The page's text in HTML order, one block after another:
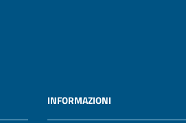
INFORMAZIONI